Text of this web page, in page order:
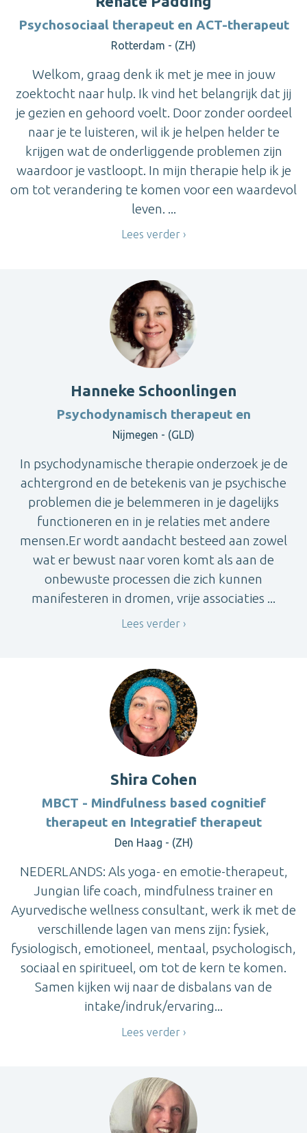
Psychosociaal therapeut en ACT-therapeut
Rotterdam - (ZH)
Welkom, graag denk ik met je mee in jouw
zoektocht naar hulp. Ik vind het belangrijk dat jij
je gezien en gehoord voelt. Door zonder oordeel
naar je te luisteren, wil ik je helpen helder te
krijgen wat de onderliggende problemen zijn
waardoor je vastloopt. In mijn therapie help ik je
om tot verandering te komen voor een waardevol
leven. ...
Lees verder
Hanneke Schoonlingen
Psychodynamisch therapeut en
Nijmegen - (GLD)
In psychodynamische therapie onderzoek je de
achtergrond en de betekenis van je psychische
problemen die je belemmeren in je dagelijks
functioneren en in je relaties met andere
mensen.Er wordt aandacht besteed aan zowel
wat er bewust naar voren komt als aan de
onbewuste processen die zich kunnen
manifesteren in dromen, vrije associaties ...
Lees verder
Shira Cohen
MBCT - Mindfulness based cognitief
therapeut en Integratief therapeut
Den Haag - (ZH)
NEDERLANDS: Als yoga- en emotie-therapeut,
Jungian life coach, mindfulness trainer en
Ayurvedische wellness consultant, werk ik met de
verschillende lagen van mens zijn: fysiek,
fysiologisch, emotioneel, mentaal, psychologisch,
sociaal en spiritueel, om tot de kern te komen.
Samen kijken wij naar de disbalans van de
intake/indruk/ervaring...
Lees verder